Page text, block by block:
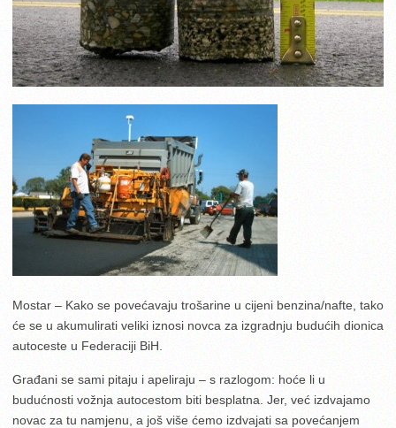
Mostar – Kako se povećavaju trošarine u cijeni benzina/nafte, tako
će se u akumulirati veliki iznosi novca za izgradnju budućih dionica
autoceste u Federaciji BiH.
Građani se sami pitaju i apeliraju – s razlogom: hoće li u
budućnosti vožnja autocestom biti besplatna. Jer, već izdvajamo
novac za tu namjenu, a još više ćemo izdvajati sa povećanjem